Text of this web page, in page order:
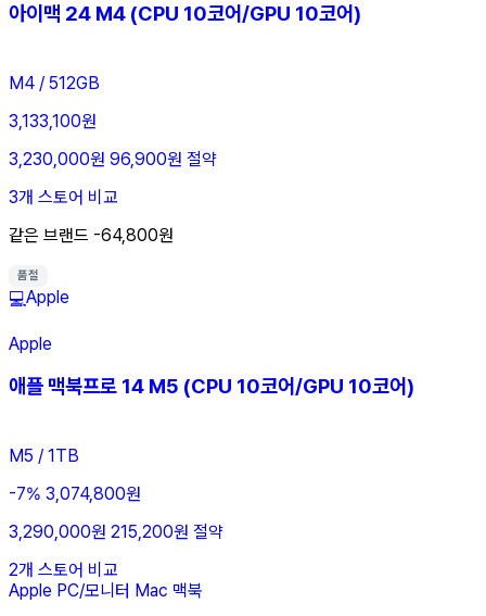
아이맥 24 M4 (CPU 10코어/GPU 10코어)
M4 / 512GB
3,133,100원
3,230,000원 96,900원 절약
3개 스토어 비교
같은 브랜드 -64,800원
품절
💻Apple
Apple
애플 맥북프로 14 M5 (CPU 10코어/GPU 10코어)
M5 / 1TB
-7% 3,074,800원
3,290,000원 215,200원 절약
2개 스토어 비교
Apple PC/모니터 Mac 맥북